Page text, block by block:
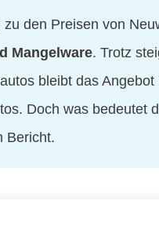
den Preisen von
Mangelware. Trotz
bleibt das
Doch was bedeutet
Bericht.